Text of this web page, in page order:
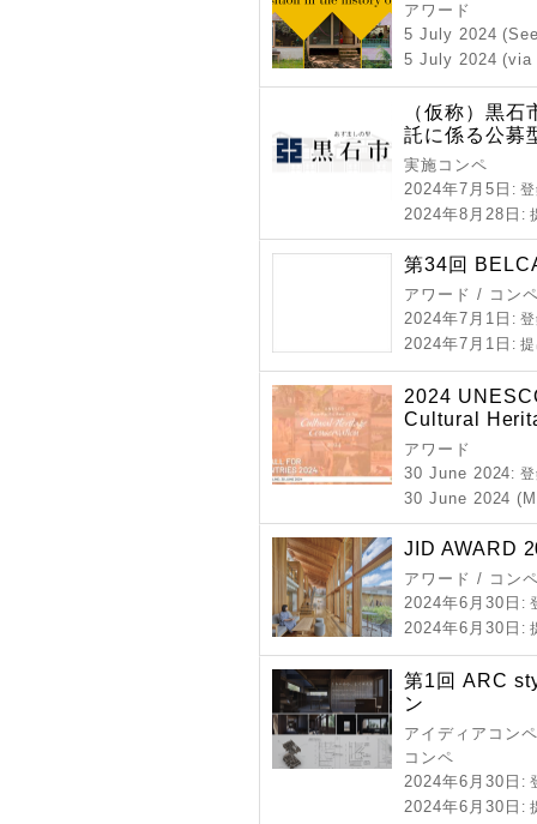
アワード
5 July 2024
5 July 2024 (via
（仮称）黒
託に係る公募
実施コンペ
2024年7月5日 :
2024年8月28日 :
第34回
アワード / コン
2024年7月1日 :
2024年7月1日 :
2024
Cultural
アワード
30 June 2024:
30 June 2024
JID AWARD
アワード / コン
2024年6月30日 :
2024年6月30日 :
第1回 ARC
ン
アイディアコン
コンペ
2024年6月30日 :
2024年6月30日 :